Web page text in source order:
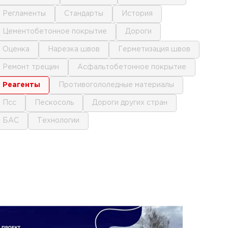
регламенты стандарты история
цементобетонное покрытие дороги
оценка нарезка швов герметизация швов
ремонт трещин асфальтобетонное покрытие
реагенты противогололедные материалы
псс пескосоль дороги других стран
БАС технологии